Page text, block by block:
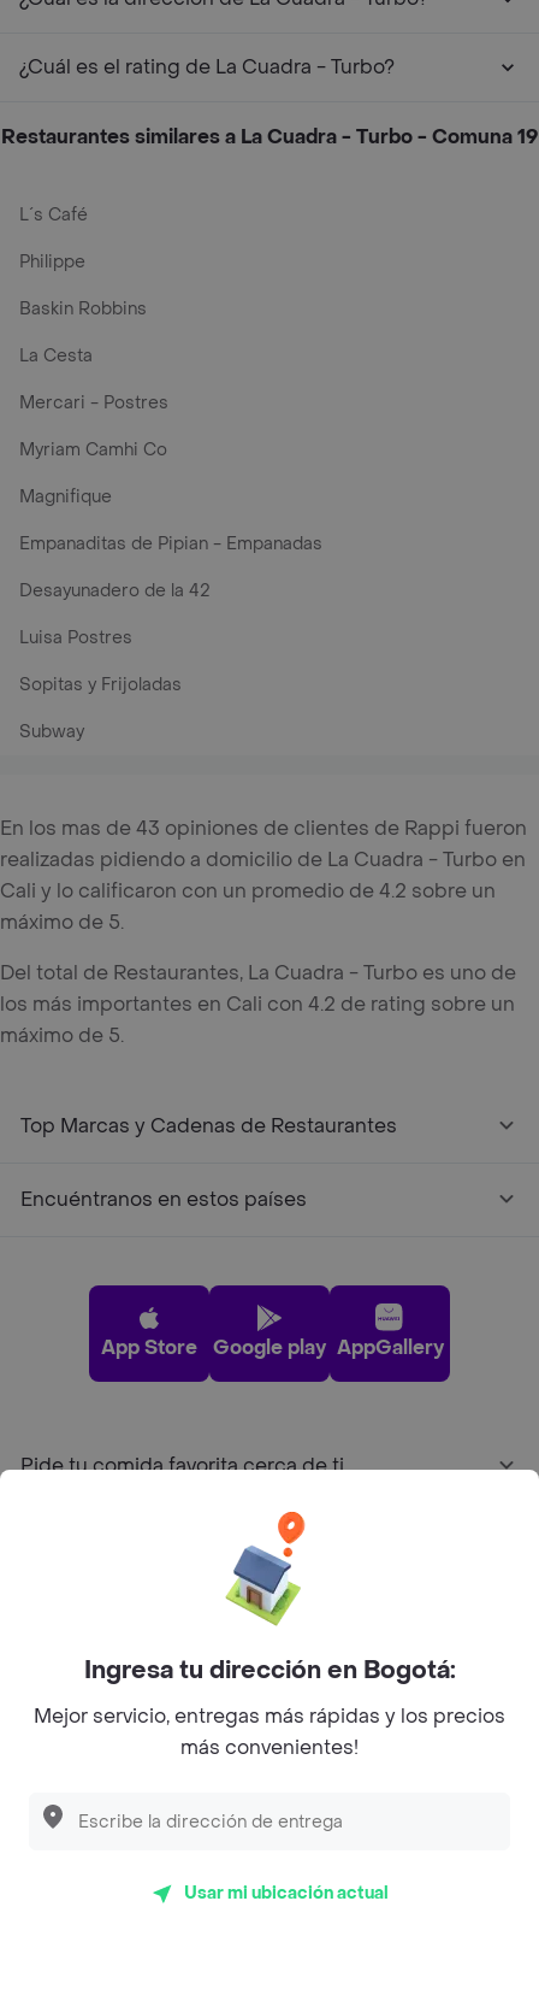
¿Cuál es el rating de La Cuadra - Turbo?
Restaurantes similares a La Cuadra - Turbo - Comuna 19
L´s Café
Philippe
Baskin Robbins
La Cesta
Mercari - Postres
Myriam Camhi Co
Magnifique
Empanaditas de Pipian - Empanadas
Desayunadero de la 42
Luisa Postres
Sopitas y Frijoladas
Subway
En los mas de 43 opiniones de clientes de Rappi fueron
realizadas pidiendo a domicilio de La Cuadra - Turbo en
Cali y lo calificaron con un promedio de 4.2 sobre un
máximo de 5.
Del total de Restaurantes, La Cuadra - Turbo es uno de
los más importantes en Cali con 4.2 de rating sobre un
máximo de 5.
Top Marcas y Cadenas de Restaurantes
Encuéntranos en estos países
App Store Google play AppGallery
Pide tu comida favorita cerca de ti
Sobre Rappi
Facebook
Twitter
Instagram
©2026Rappi Inc. All rights reserved.
Ingresa tu dirección en Bogotá:
Mejor servicio, entregas más rápidas y los precios
más convenientes!
Usar mi ubicación actual